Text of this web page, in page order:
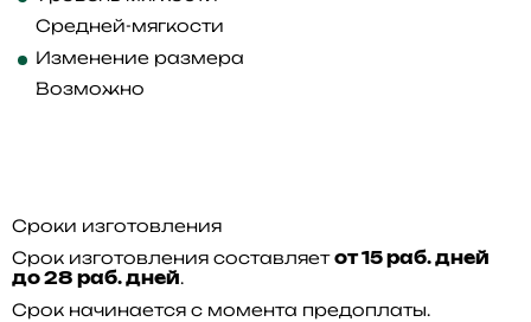
Средней-мягкости
Изменение размера
Возможно
Сроки изготовления
Срок изготовления составляет от 15 раб. дней
до 28 раб. дней.
Срок начинается с момента предоплаты.